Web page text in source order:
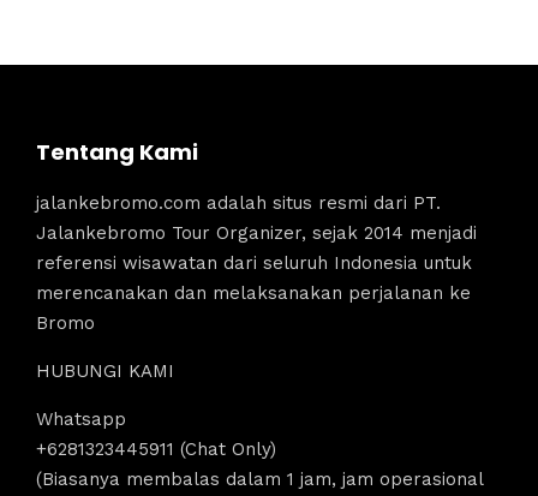
Tentang Kami
jalankebromo.com adalah situs resmi dari PT.
Jalankebromo Tour Organizer, sejak 2014 menjadi
referensi wisawatan dari seluruh Indonesia untuk
merencanakan dan melaksanakan perjalanan ke
Bromo
HUBUNGI KAMI
Whatsapp
+6281323445911 (Chat Only)
(Biasanya membalas dalam 1 jam, jam operasional